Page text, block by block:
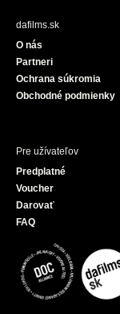
dafilms.sk
O nás
Partneri
Ochrana súkromia
Obchodné podmienky
Pre užívateľov
Predplatné
Voucher
Darovať
FAQ